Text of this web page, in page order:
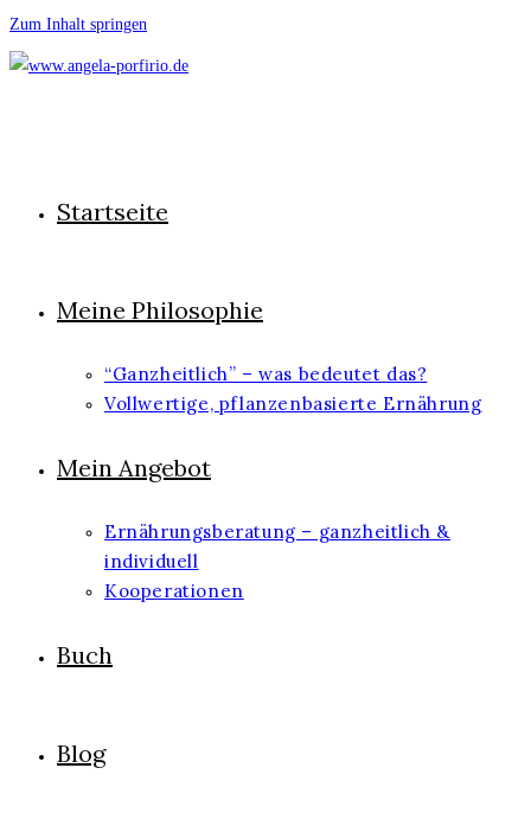
Zum Inhalt springen
Startseite
Meine Philosophie
“Ganzheitlich” – was bedeutet das?
Vollwertige, pflanzenbasierte Ernährung
Mein Angebot
Ernährungsberatung – ganzheitlich &
individuell
Kooperationen
Buch
Blog